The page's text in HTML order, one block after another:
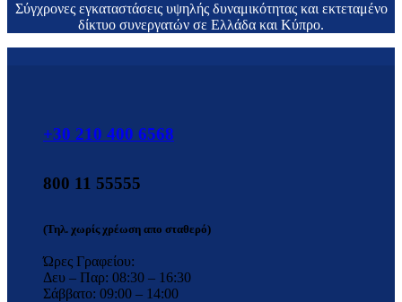
Σύγχρονες εγκαταστάσεις υψηλής δυναμικότητας και εκτεταμένο
δίκτυο συνεργατών σε Ελλάδα και Κύπρο.
+30 210 400 6568
800 11 55555
(Τηλ. χωρίς χρέωση απο σταθερό)
Ώρες Γραφείου:
Δευ – Παρ: 08:30 – 16:30
Σάββατο: 09:00 – 14:00